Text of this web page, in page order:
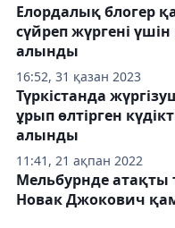
16:52, 31 қазан 2023
Елордалық блогер
сүйреп жүргені
алынды
11:41, 21 ақпан 2022
Түркістанда
ұрып өлтірген
алынды
Мельбурнде атақты
Новак Джокович